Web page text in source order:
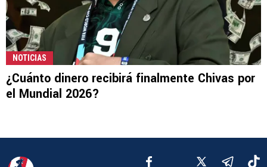
NOTICIAS
¿Cuánto dinero recibirá finalmente Chivas por
el Mundial 2026?